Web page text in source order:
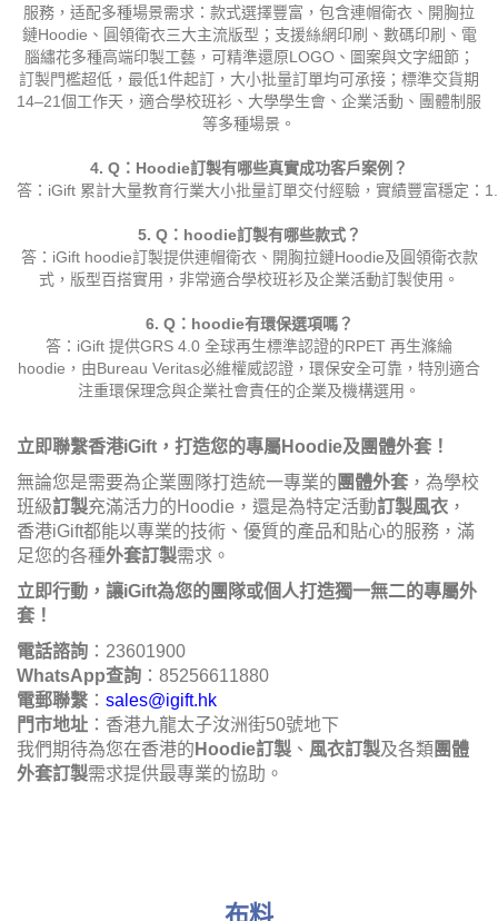
服務，适配多種場景需求：款式選擇豐富，包含連帽衛衣、開胸拉
鏈Hoodie、圓領衛衣三大主流版型；支援絲網印刷、數碼印刷、電
腦繡花多種高端印製工藝，可精準還原LOGO、圖案與文字細節；
訂製門檻超低，最低1件起訂，大小批量訂單均可承接；標準交貨期
14–21個工作天，適合學校班衫、大學學生會、企業活動、團體制服
等多種場景。
4. Q：Hoodie訂製有哪些真實成功客戶案例？
答：iGift 累計大量教育行業大小批量訂單交付經驗，實績豐富穩定
5. Q：hoodie訂製有哪些款式？
答：iGift hoodie訂製提供連帽衛衣、開胸拉鏈Hoodie及圓領衛衣款
式，版型百搭實用，非常適合學校班衫及企業活動訂製使用。
6. Q：hoodie有環保選項嗎？
答：iGift 提供GRS 4.0 全球再生標準認證的RPET 再生滌綸
hoodie，由Bureau Veritas必維權威認證，環保安全可靠，特別適合
注重環保理念與企業社會責任的企業及機構選用。
立即聯繫香港iGift，打造您的專屬Hoodie及團體外套！
無論您是需要為企業團隊打造統一專業的 團體外套 ，為學校
班級訂製充滿活力的Hoodie，還是為特定活動訂製風衣 ，
香港iGift都能以專業的技術、優質的產品和貼心的服務，滿
足您的各種外套訂製需求。
立即行動，讓iGift為您的團隊或個人打造獨一無二的專屬外
套！
電話諮詢 ：23601900
WhatsApp查詢 ：85256611880
電郵聯繫 ： sales@igift.hk
門市地址 ：香港九龍太子汝洲街50號地下
我們期待為您在香港的 Hoodie訂製 、 風衣訂製及各類 團體
外套訂製需求提供最專業的協助。
布料